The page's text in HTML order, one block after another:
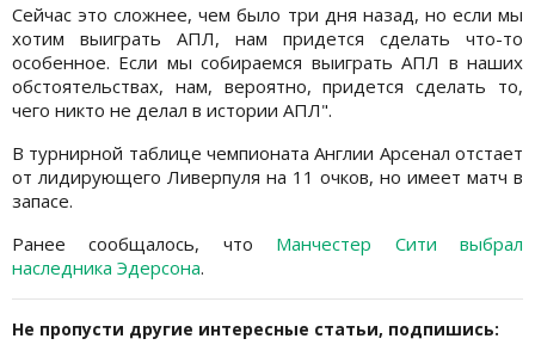
Сейчас это сложнее, чем было три дня назад, но если мы
хотим выиграть АПЛ, нам придется сделать что-то
особенное. Если мы собираемся выиграть АПЛ в наших
обстоятельствах, нам, вероятно, придется сделать то,
чего никто не делал в истории АПЛ".
В турнирной таблице чемпионата Англии Арсенал отстает
от лидирующего Ливерпуля на 11 очков, но имеет матч в
запасе.
Ранее сообщалось, что Манчестер Сити выбрал
наследника Эдерсона.
Не пропусти другие интересные статьи, подпишись: